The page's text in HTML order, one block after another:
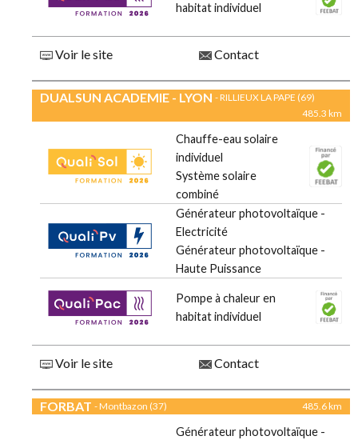
habitat individuel
Voir le site Contact
DUALSUN ACADEMIE - LYON - RILLIEUX LA PAPE (69)
485.3 km
Chauffe-eau solaire
individuel
Système solaire
combiné
Générateur photovoltaïque -
Electricité
Générateur photovoltaïque -
Haute Puissance
Pompe à chaleur en
habitat individuel
Voir le site Contact
FORBAT - Montbazon (37) 485.6 km
Générateur photovoltaïque -